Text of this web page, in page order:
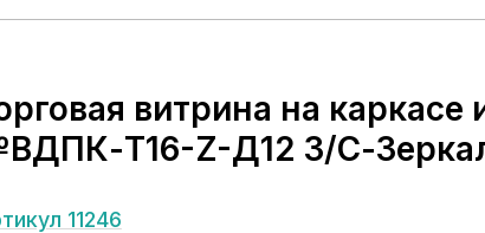
витрина на
Т16-Z-Д12 З/С-
11246